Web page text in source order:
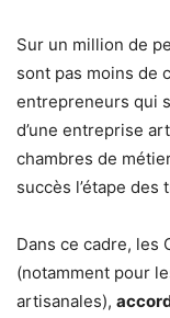
Sur un million de
sont pas moins de
entrepreneurs qui
d’une entreprise
chambres de
succès l’étape
Dans ce cadre, les
(notamment pour
artisanales),